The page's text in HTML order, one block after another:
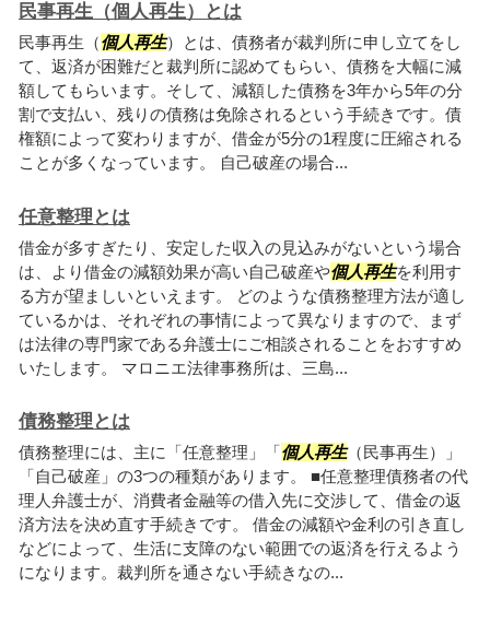
民事再生（個人再生）とは
民事再生（個人再生）とは、債務者が裁判所に申し立てをし
て、返済が困難だと裁判所に認めてもらい、債務を大幅に減
額してもらいます。そして、減額した債務を3年から5年の分
割で支払い、残りの債務は免除されるという手続きです。債
権額によって変わりますが、借金が5分の1程度に圧縮される
ことが多くなっています。 自己破産の場合...
任意整理とは
借金が多すぎたり、安定した収入の見込みがないという場合
は、より借金の減額効果が高い自己破産や個人再生を利用す
る方が望ましいといえます。 どのような債務整理方法が適し
ているかは、それぞれの事情によって異なりますので、まず
は法律の専門家である弁護士にご相談されることをおすすめ
いたします。 マロニエ法律事務所は、三島...
債務整理とは
債務整理には、主に「任意整理」「 個人再生（民事再生）」
「自己破産」の3つの種類があります。 ■任意整理債務者の代
理人弁護士が、消費者金融等の借入先に交渉して、借金の返
済方法を決め直す手続きです。 借金の減額や金利の引き直し
などによって、生活に支障のない範囲での返済を行えるよう
になります。裁判所を通さない手続きなの...